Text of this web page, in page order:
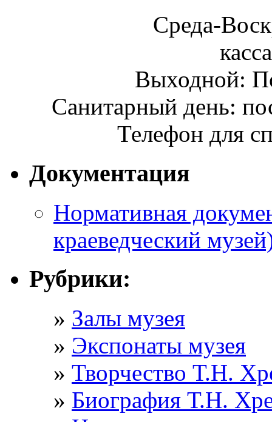
Среда-
Выходной:
Санитарный день:
Телефон для
Документация
Нормативная
краеведческий
Рубрики:
Залы музея
Экспонаты музея
Творчество Т.Н.
Биография Т.Н.